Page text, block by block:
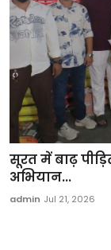
सूरत में बाढ़
अभियान...
admin Jul 21, 2026